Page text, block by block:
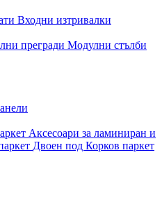
Входни изтривалки
прегради Модулни стълби
Аксесоари за ламиниран и
Двоен под Корков паркет